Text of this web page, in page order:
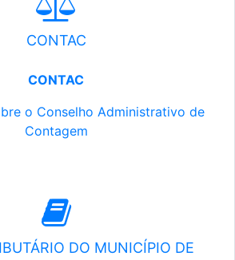
CONTAC
CONTAC
o Conselho Administrativo de
Contagem
DO MUNICÍPIO DE